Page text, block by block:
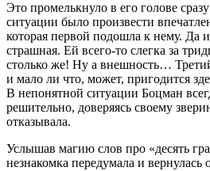
Это промелькнуло в его голове
ситуации было произвести
которая первой подошла к нему. Да
страшная. Ей всего-то слегка за
столько же! Ну а внешность…
и мало ли что, может, пригодится
В непонятной ситуации Боцман
решительно, доверяясь своему
отказывала.
Услышав магию слов про «десять
незнакомка передумала и вернулась